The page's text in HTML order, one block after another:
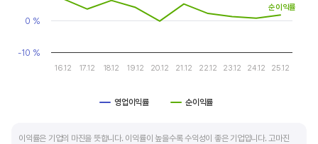
영업이익률 순이익률
16.12 17.12 18.12 19.12 20.12 21.12 22.12 23.12 24.12 25.12
-10 %
0 %
순이익률
이익률은 기업의 마진을 뜻합니다. 이익률이 높을수록 수익성이 좋은 기업입니다. 고마진